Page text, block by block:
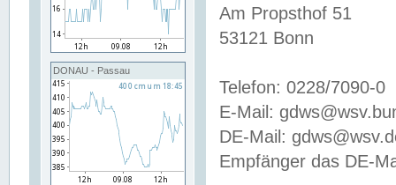
DONAU - Passau
Am Propsthof 51
53121 Bonn
Telefon: 0228/7090-0
E-Mail:
DE-Mail:
Empfänger das DE-